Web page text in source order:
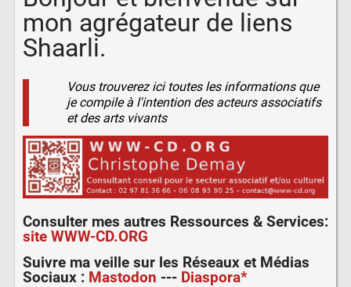
mon agrégateur de liens
Shaarli.
Vous trouverez ici toutes les informations que
je compile à l'intention des acteurs associatifs
et des arts vivants
Consulter mes autres Ressources & Services:
site WWW-CD.ORG
Suivre ma veille sur les Réseaux et Médias
Sociaux: Mastodon --- Diaspora*